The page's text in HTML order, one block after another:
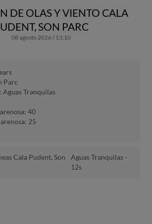
DE OLAS Y VIENTO CALA
SON PARC
08 agosto 2026 / 13:10
Parc
Aguas Tranquilas
40
25
Cala Pudent, Son
Aguas Tranquilas -
12s